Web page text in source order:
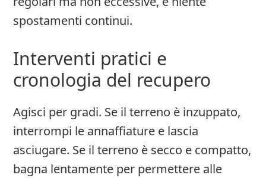
spostamenti continui.
Interventi pratici e
cronologia del recupero
Agisci per gradi. Se il terreno è inzuppato,
interrompi le annaffiature e lascia
asciugare. Se il terreno è secco e compatto,
bagna lentamente per permettere alle